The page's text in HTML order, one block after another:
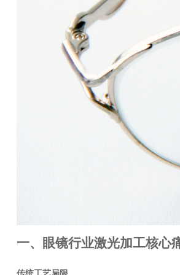
一、眼镜行业激光加工核心
传统工艺局限